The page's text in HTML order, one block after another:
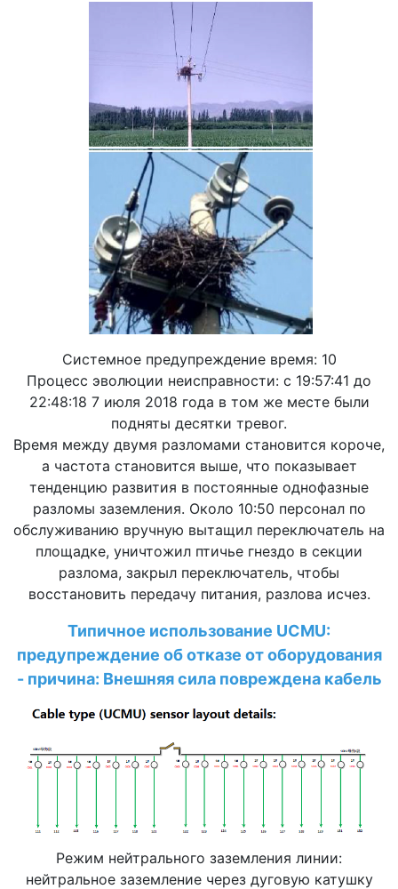
Системное предупреждение время: 10
Процесс эволюции неисправности: с 19:57:41 до
22:48:18 7 июля 2018 года в том же месте были
подняты десятки тревог.
Время между двумя разломами становится короче,
а частота становится выше, что показывает
тенденцию развития в постоянные однофазные
разломы заземления. Около 10:50 персонал по
обслуживанию вручную вытащил переключатель на
площадке, уничтожил птичье гнездо в секции
разлома, закрыл переключатель, чтобы
восстановить передачу питания, разлова исчез.
Типичное использование UCMU:
предупреждение об отказе от оборудования
- причина: Внешняя сила повреждена кабель
Режим нейтрального заземления линии:
нейтральное заземление через дуговую катушку